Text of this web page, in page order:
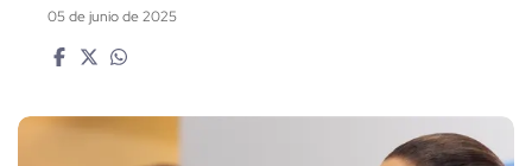
05 de junio de 2025